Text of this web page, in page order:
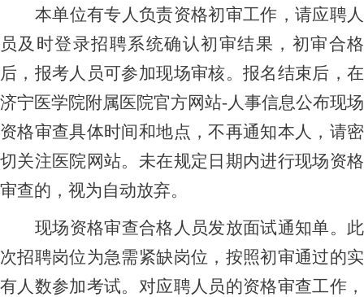
本单位有专人负责资格初审工作， 请应聘人
员及时登录招聘系统确认初审结果，初审合格
后，报考人员可参加现场审核。报名结束后， 在
济宁医学院附属医院官方网站-人事信息公布现场
资格审查具体时间和地点，不再通知本人，请密
切关注医院网站。未在规定日期内进行现场资格
审查的，视为自动放弃。
现场资格审查合格人员发放面试通知单。此
次招聘岗位为急需紧缺岗位，按照初审通过的实
有人数参加考试。 对应聘人员的资格审查工作 ，